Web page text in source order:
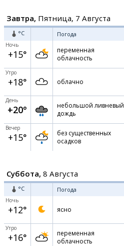
Завтра, Пятница, 7 Августа
°C Погода
Ночь
+15°
переменная
облачность
Утро
+18° облачно
День
+20°
небольшой ливневый
дождь
Вечер
+15°
без существенных
осадков
Суббота, 8 Августа
°C Погода
Ночь
+12° ясно
Утро
+16°
переменная
облачность